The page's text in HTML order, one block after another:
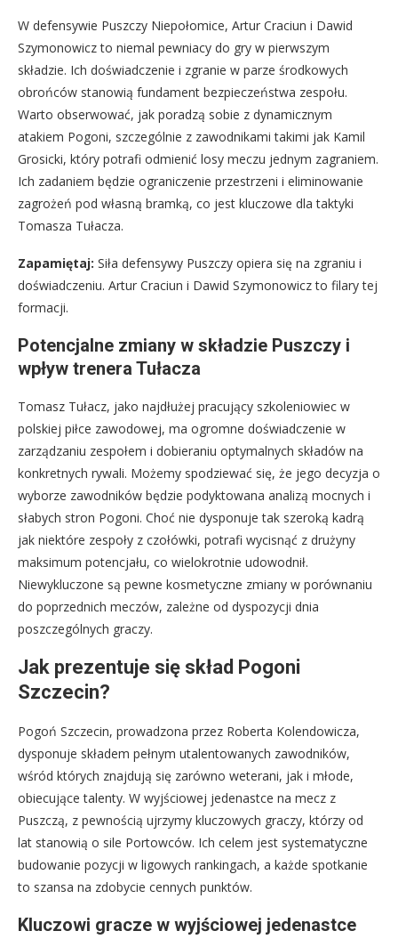
W defensywie Puszczy Niepołomice, Artur Craciun i Dawid
Szymonowicz to niemal pewniacy do gry w pierwszym
składzie. Ich doświadczenie i zgranie w parze środkowych
obrońców stanowią fundament bezpieczeństwa zespołu.
Warto obserwować, jak poradzą sobie z dynamicznym
atakiem Pogoni, szczególnie z zawodnikami takimi jak Kamil
Grosicki, który potrafi odmienić losy meczu jednym zagraniem.
Ich zadaniem będzie ograniczenie przestrzeni i eliminowanie
zagrożeń pod własną bramką, co jest kluczowe dla taktyki
Tomasza Tułacza.
Zapamiętaj: Siła defensywy Puszczy opiera się na zgraniu i
doświadczeniu. Artur Craciun i Dawid Szymonowicz to filary tej
formacji.
Potencjalne zmiany w składzie Puszczy i
wpływ trenera Tułacza
Tomasz Tułacz, jako najdłużej pracujący szkoleniowiec w
polskiej piłce zawodowej, ma ogromne doświadczenie w
zarządzaniu zespołem i dobieraniu optymalnych składów na
konkretnych rywali. Możemy spodziewać się, że jego decyzja o
wyborze zawodników będzie podyktowana analizą mocnych i
słabych stron Pogoni. Choć nie dysponuje tak szeroką kadrą
jak niektóre zespoły z czołówki, potrafi wycisnąć z drużyny
maksimum potencjału, co wielokrotnie udowodnił.
Niewykluczone są pewne kosmetyczne zmiany w porównaniu
do poprzednich meczów, zależne od dyspozycji dnia
poszczególnych graczy.
Jak prezentuje się skład Pogoni
Szczecin?
Pogoń Szczecin, prowadzona przez Roberta Kolendowicza,
dysponuje składem pełnym utalentowanych zawodników,
wśród których znajdują się zarówno weterani, jak i młode,
obiecujące talenty. W wyjściowej jedenastce na mecz z
Puszczą, z pewnością ujrzymy kluczowych graczy, którzy od
lat stanowią o sile Portowców. Ich celem jest systematyczne
budowanie pozycji w ligowych rankingach, a każde spotkanie
to szansa na zdobycie cennych punktów.
Kluczowi gracze w wyjściowej jedenastce